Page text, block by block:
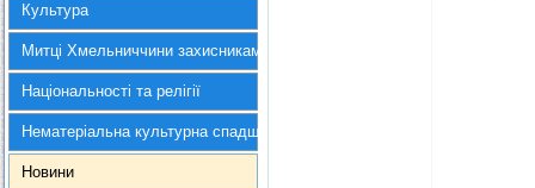
Культура
Митці Хмельниччини захисникам України
Національності та релігії
Нематеріальна культурна спадщина
Новини